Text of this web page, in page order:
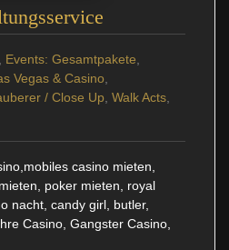
Events: Gesamtpakete
Vegas & Casino
/ Close Up Walk Acts
casino mieten,
poker mieten, royal
nacht, candy girl, butler,
Casino, Gangster Casino,